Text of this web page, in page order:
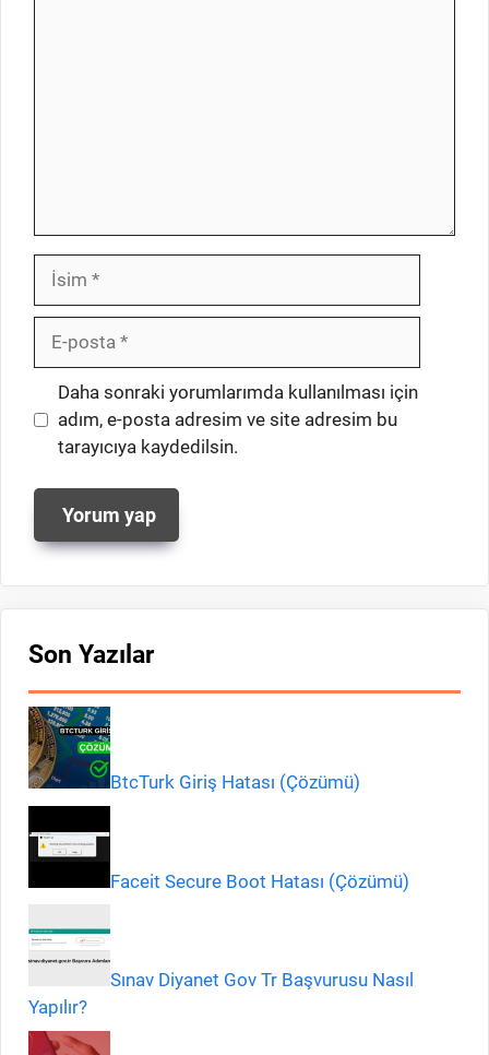
İsim
posta
İnternet
sitesi
Daha sonraki yorumlarımda kullanılması için
adım, e-posta adresim ve site adresim bu
tarayıcıya kaydedilsin.
Son Yazılar
BtcTurk Giriş Hatası (Çözümü)
Faceit Secure Boot Hatası (Çözümü)
Sınav Diyanet Gov Tr Başvurusu Nasıl
Yapılır?